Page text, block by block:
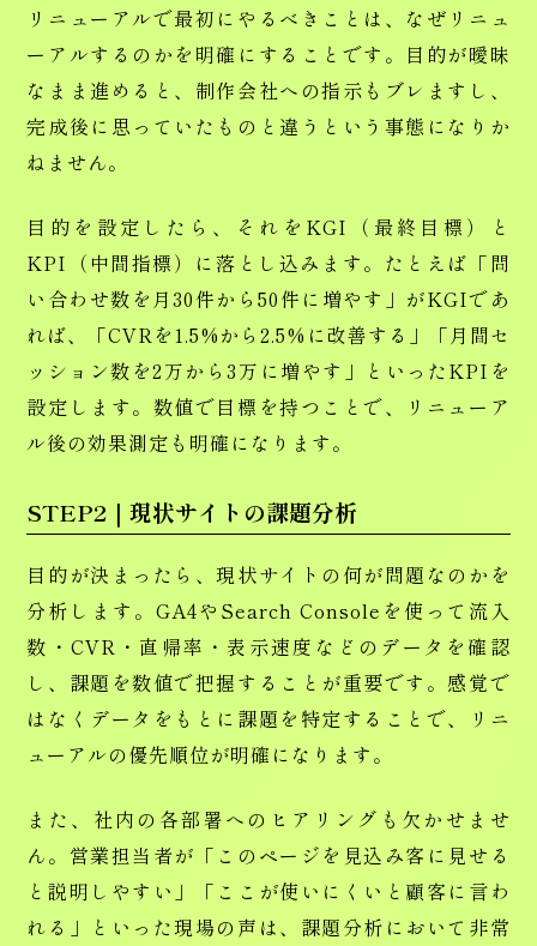
リニューアルで最初にやるべきことは、なぜリニュ
ーアルするのかを明確にすることです。目的が曖昧
なまま進めると、制作会社への指示もブレますし、
完成後に思っていたものと違うという事態になりか
ねません。
目的を設定したら、それをKGI（最終目標）と
KPI（中間指標）に落とし込みます。たとえば「問
い合わせ数を月30件から50件に増やす」がKGIであ
れば、「CVRを1.5%から2.5%に改善する」「月間セ
ッション数を2万から3万に増やす」といったKPIを
設定します。数値で目標を持つことで、リニューア
ル後の効果測定も明確になります。
STEP2｜現状サイトの課題分析
目的が決まったら、現状サイトの何が問題なのかを
分析します。GA4やSearch Consoleを使って流入
数・CVR・直帰率・表示速度などのデータを確認
し、課題を数値で把握することが重要です。感覚で
はなくデータをもとに課題を特定することで、リニ
ューアルの優先順位が明確になります。
また、社内の各部署へのヒアリングも欠かせませ
ん。営業担当者が「このページを見込み客に見せる
と説明しやすい」「ここが使いにくいと顧客に言わ
れる」といった現場の声は、課題分析において非常